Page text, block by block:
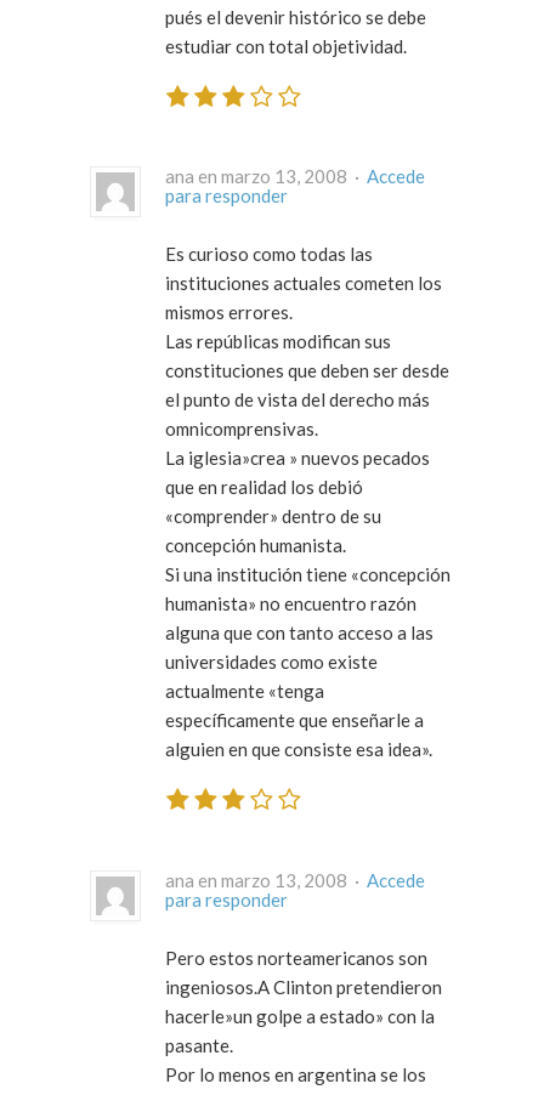
pués el devenir histórico se debe
estudiar con total objetividad.
ana en marzo 13, 2008 · Accede
para responder
Es curioso como todas las
instituciones actuales cometen los
mismos errores.
Las repúblicas modifican sus
constituciones que deben ser desde
el punto de vista del derecho más
omnicomprensivas.
La iglesia»crea » nuevos pecados
que en realidad los debió
«comprender» dentro de su
concepción humanista.
Si una institución tiene «concepción
humanista» no encuentro razón
alguna que con tanto acceso a las
universidades como existe
actualmente «tenga
específicamente que enseñarle a
alguien en que consiste esa idea».
ana en marzo 13, 2008 · Accede
para responder
Pero estos norteamericanos son
ingeniosos.A Clinton pretendieron
hacerle»un golpe a estado» con la
pasante.
Por lo menos en argentina se los